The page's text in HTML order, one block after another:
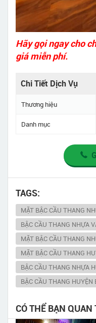
Hãy gọi ngay cho
giá miễn phí.
Chi Tiết Dịch Vụ
Thương hiệu
Danh mục
TAGS:
MẶT BẬC CẦU THANG
BẬC CẦU THANG NHỰA
MẶT BẬC CẦU THANG
MẶT BẬC CẦU THANG
BẬC CẦU THANG NHỰA
BẬC CẦU THANG HUYỆN
CÓ THỂ BẠN QUAN